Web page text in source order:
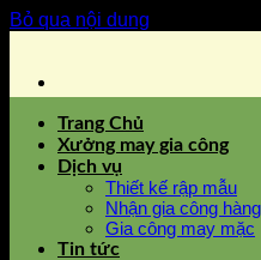
Bỏ qua nội dung
Trang Chủ
Xưởng may gia công
Dịch vụ
Thiết kế rập mẫu
Nhận gia công
Gia công may mặc
Tin tức